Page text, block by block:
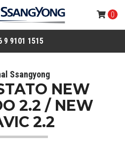
9 9101 1515
0
Ssangyong
NEW
2.2 / NEW
2.2